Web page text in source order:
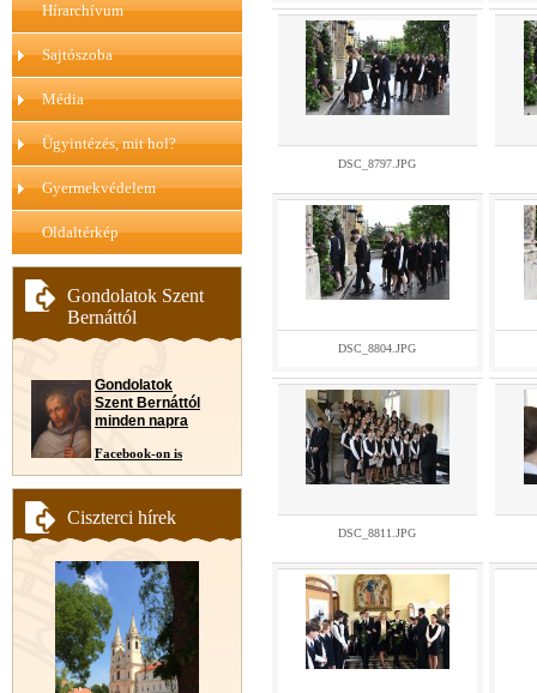
Hírarchívum
Sajtószoba
Média
Ügyintézés, mit hol?
Gyermekvédelem
Oldaltérkép
Gondolatok Szent
Bernáttól
Gondolatok
Szent Bernáttól
minden napra
Facebook-on is
Ciszterci hírek
DSC_8797.JPG
DSC_8804.JPG
DSC_8811.JPG